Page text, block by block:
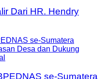
Dari HR. Hendry
se-Sumatera